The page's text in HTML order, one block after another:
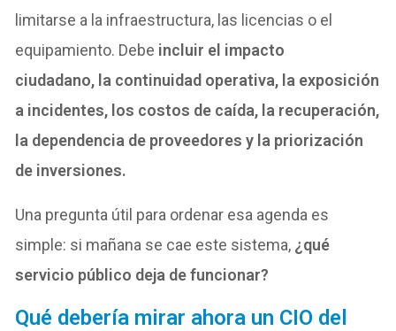
limitarse a la infraestructura, las licencias o el
equipamiento. Debe incluir el impacto
ciudadano, la continuidad operativa, la exposición
a incidentes, los costos de caída, la recuperación,
la dependencia de proveedores y la priorización
de inversiones.
Una pregunta útil para ordenar esa agenda es
simple: si mañana se cae este sistema, ¿qué
servicio público deja de funcionar?
Qué debería mirar ahora un CIO del